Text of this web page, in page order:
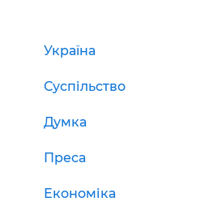
Україна
Суспільство
Думка
Преса
Економіка